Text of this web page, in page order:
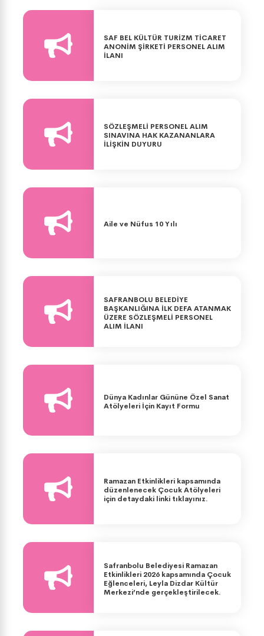
SAF BEL KÜLTÜR TURİZM TİCARET
ANONİM ŞİRKETİ PERSONEL ALIM
İLANI
SÖZLEŞMELİ PERSONEL ALIM
SINAVINA HAK KAZANANLARA
İLİŞKİN DUYURU
Aile ve Nüfus 10 Yılı
SAFRANBOLU BELEDİYE
BAŞKANLIĞINA İLK DEFA ATANMAK
ÜZERE SÖZLEŞMELİ PERSONEL
ALIM İLANI
Dünya Kadınlar Gününe Özel Sanat
Atölyeleri İçin Kayıt Formu
Ramazan Etkinlikleri kapsamında
düzenlenecek Çocuk Atölyeleri
için detaydaki linki tıklayınız.
Safranbolu Belediyesi Ramazan
Etkinlikleri 2026 kapsamında Çocuk
Eğlenceleri, Leyla Dizdar Kültür
Merkezi’nde gerçekleştirilecek.